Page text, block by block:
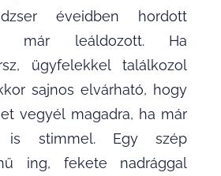
éveidben hordott
már leáldozott. Ha
ügyfelekkel találkozol
sajnos elvárható, hogy
vegyél magadra, ha már
stimmel. Egy szép
ing, fekete nadrággal